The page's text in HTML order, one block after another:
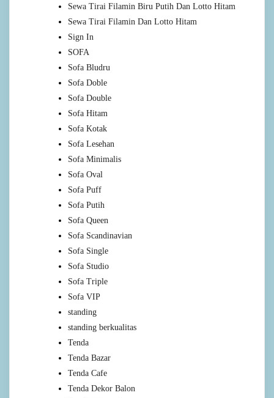
Sewa Tirai Filamin Biru Putih Dan Lotto Hitam
Sewa Tirai Filamin Dan Lotto Hitam
Sign In
SOFA
Sofa Bludru
Sofa Doble
Sofa Double
Sofa Hitam
Sofa Kotak
Sofa Lesehan
Sofa Minimalis
Sofa Oval
Sofa Puff
Sofa Putih
Sofa Queen
Sofa Scandinavian
Sofa Single
Sofa Studio
Sofa Triple
Sofa VIP
standing
standing berkualitas
Tenda
Tenda Bazar
Tenda Cafe
Tenda Dekor Balon